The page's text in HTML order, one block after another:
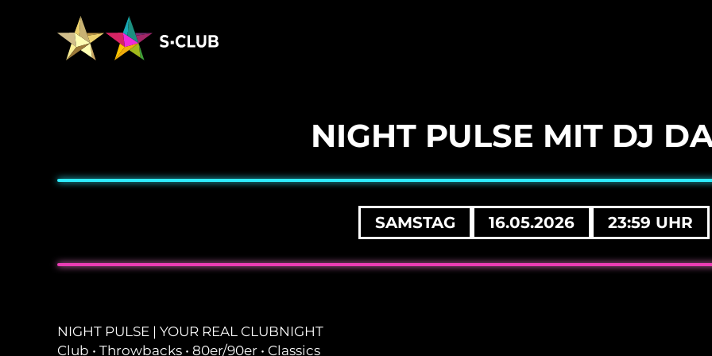
NIGHT PULSE MIT DJ
SAMSTAG 16.05.2026 23:59 UHR
NIGHT PULSE | YOUR REAL CLUBNIGHT
Club • Throwbacks • 80er/90er • Classics